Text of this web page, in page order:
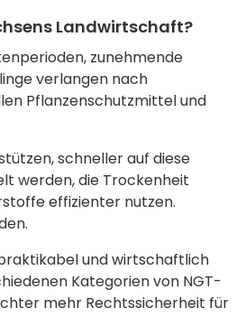
Landwirtschaft?
zunehmende
verlangen nach
Pflanzenschutzmittel und
schneller auf diese
werden, die Trockenheit
effizienter nutzen.
und wirtschaftlich
Kategorien von NGT-
mehr Rechtssicherheit für